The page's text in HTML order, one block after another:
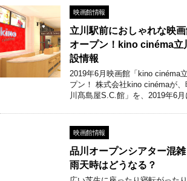
映画館情報
立川駅前におしゃれな映
オープン！kino cinéma立
設情報
2019年6月映画館「kino cinéma
プン！ 株式会社kino cinémaが
川髙島屋S.C.館」を、2019年6
映画館情報
品川オープンシアター混雑
雨天時はどうなる？